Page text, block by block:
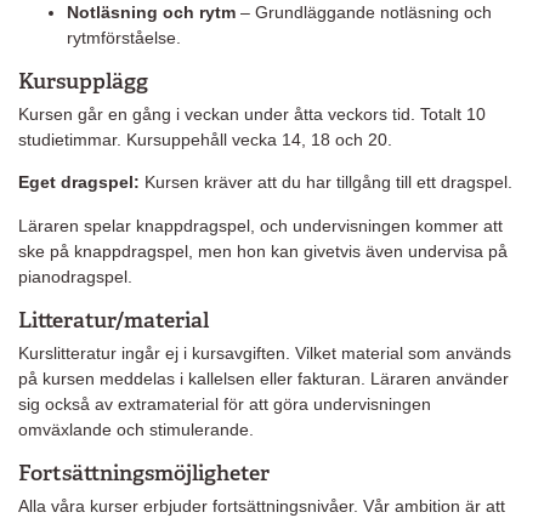
Notläsning och rytm – Grundläggande notläsning och
rytmförståelse.
Kursupplägg
Kursen går en gång i veckan under åtta veckors tid. Totalt 10
studietimmar. Kursuppehåll vecka 14, 18 och 20.
Eget dragspel: Kursen kräver att du har tillgång till ett dragspel.
Läraren spelar knappdragspel, och undervisningen kommer att
ske på knappdragspel, men hon kan givetvis även undervisa på
pianodragspel.
Litteratur/material
Kurslitteratur ingår ej i kursavgiften. Vilket material som används
på kursen meddelas i kallelsen eller fakturan. Läraren använder
sig också av extramaterial för att göra undervisningen
omväxlande och stimulerande.
Fortsättningsmöjligheter
Alla våra kurser erbjuder fortsättningsnivåer. Vår ambition är att